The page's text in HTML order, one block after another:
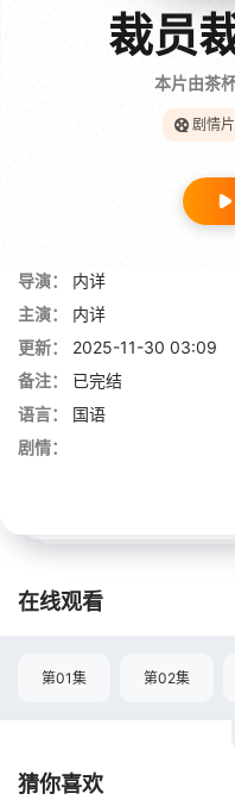
裁员
本片由茶
剧情片
导演：
内详
主演：
内详
更新：
2025-11-30 03:09
备注：
已完结
语言：
国语
剧情：
在线观看
第01集 第02集
猜你喜欢